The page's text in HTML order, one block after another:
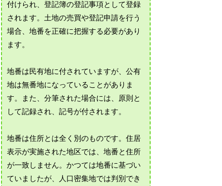
付けられ、登記簿の登記事項として登録
されます。土地の売買や登記申請を行う
場合、地番を正確に把握する必要があり
ます。
地番は民有地に付されていますが、公有
地は無番地になっていることがありま
す。また、分筆された場合には、原則と
して記録され、記号が付されます。
地番は住所とは全く別のものです。住居
表示が実施された地区では、地番と住所
が一致しません。かつては地番に基づい
ていましたが、人口密集地では判別でき